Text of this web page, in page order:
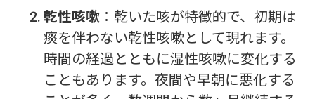
乾性咳嗽 ：乾いた咳が特徴的で、初期は
痰を伴わない乾性咳嗽として現れます。
時間の経過とともに湿性咳嗽に変化する
こともあります。夜間や早朝に悪化する